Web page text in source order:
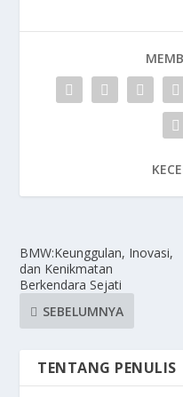
BMW:Keunggulan, Inovasi,
dan Kenikmatan
Berkendara Sejati
SEBELUMNYA
TENTANG PENULIS